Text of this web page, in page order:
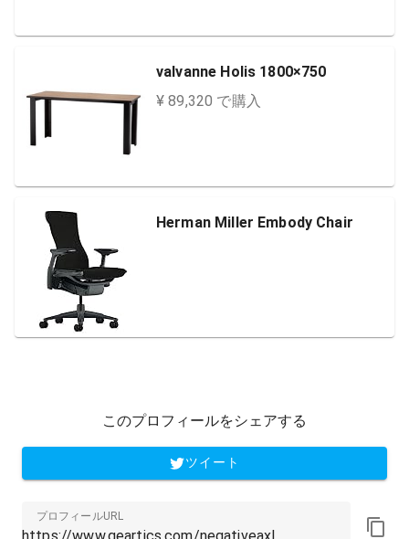
valvanne Holis 1800×750
¥ 89,320 で購入
Herman Miller Embody Chair
このプロフィールをシェアする
ツイート
プロフィールURL